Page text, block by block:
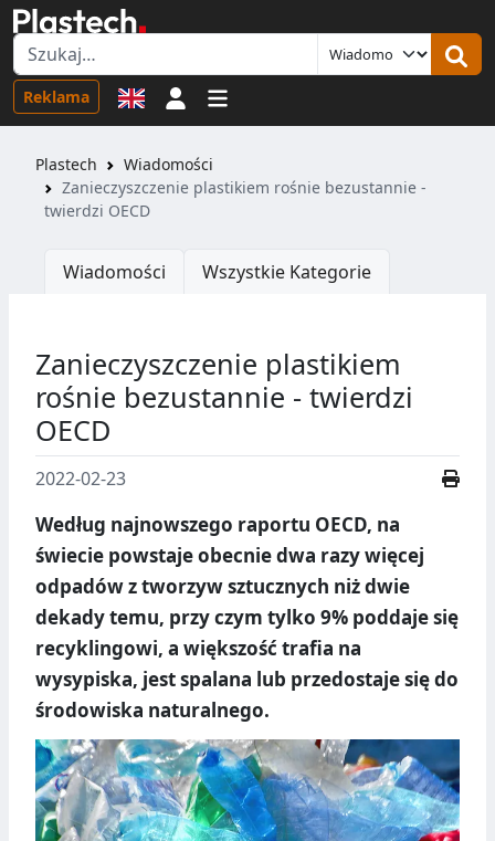
Reklama Logowanie
Plastech
Wiadomości
Zanieczyszczenie plastikiem rośnie bezustannie -
twierdzi OECD
Wiadomości Wszystkie Kategorie
Zanieczyszczenie plastikiem
rośnie bezustannie - twierdzi
OECD
2022-02-23
Według najnowszego raportu OECD, na
świecie powstaje obecnie dwa razy więcej
odpadów z tworzyw sztucznych niż dwie
dekady temu, przy czym tylko 9% poddaje się
recyklingowi, a większość trafia na
wysypiska, jest spalana lub przedostaje się do
środowiska naturalnego.